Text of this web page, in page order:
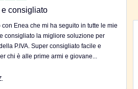
consigliato
con Enea che mi ha seguito in tutte le mie
consigliato la migliore soluzione per
P.IVA. Super consigliato facile e
chi è alle prime armi e giovane...